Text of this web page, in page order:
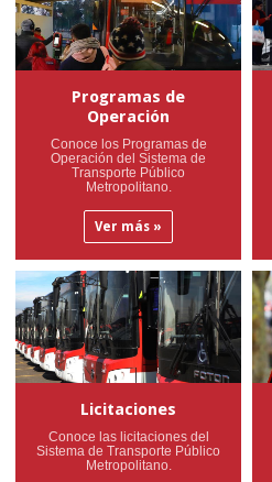
Programas de
Operación
Conoce los Programas de
Operación del Sistema de
Transporte Público
Metropolitano.
Ver más »
Licitaciones
Conoce las licitaciones del
Sistema de Transporte Público
Metropolitano.